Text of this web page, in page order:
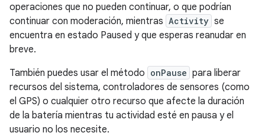
operaciones que no pueden continuar, o que podrían
continuar con moderación, mientras Activity se
encuentra en estado Paused y que esperas reanudar en
breve.
También puedes usar el método onPause para liberar
recursos del sistema, controladores de sensores (como
el GPS) o cualquier otro recurso que afecte la duración
de la batería mientras tu actividad esté en pausa y el
usuario no los necesite.